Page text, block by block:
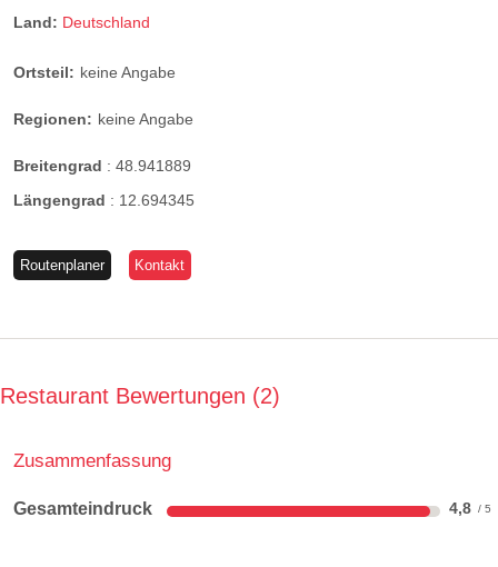
Land: Deutschland
Ortsteil: keine Angabe
Regionen: keine Angabe
Breitengrad : 48.941889
Längengrad : 12.694345
Routenplaner Kontakt
Restaurant Bewertungen 2
Zusammenfassung
Gesamteindruck 4,8